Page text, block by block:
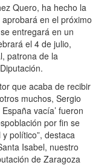
Quero, ha hecho la
en el próximo
entregará en un
el 4 de julio,
patrona de la
que acaba de recibir
muchos, Sergio
vacía’ fueron
por fin se
político”, destaca
Isabel, nuestro
de Zaragoza